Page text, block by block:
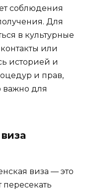
соблюдения
Для
в культурные
или
историей и
и прав,
важно для
виза — это
пересекать